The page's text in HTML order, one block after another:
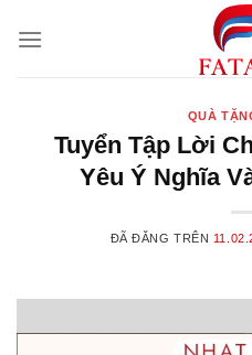
đến
QUÀ
Tuyển Tập Lời
Yêu Ý Nghĩa
ĐÃ ĐĂNG TRÊN